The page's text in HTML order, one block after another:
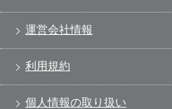
運営会社情報
利用規約
個人情報の取り扱い